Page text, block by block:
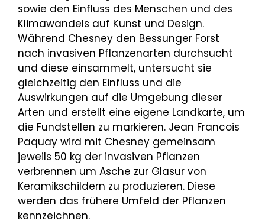
sowie den Einfluss des Menschen und des
Klimawandels auf Kunst und Design.
Während Chesney den Bessunger Forst
nach invasiven Pflanzenarten durchsucht
und diese einsammelt, untersucht sie
gleichzeitig den Einfluss und die
Auswirkungen auf die Umgebung dieser
Arten und erstellt eine eigene Landkarte, um
die Fundstellen zu markieren. Jean Francois
Paquay wird mit Chesney gemeinsam
jeweils 50 kg der invasiven Pflanzen
verbrennen um Asche zur Glasur von
Keramikschildern zu produzieren. Diese
werden das frühere Umfeld der Pflanzen
kennzeichnen.